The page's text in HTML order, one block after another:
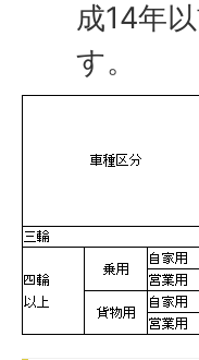
成14年
す。